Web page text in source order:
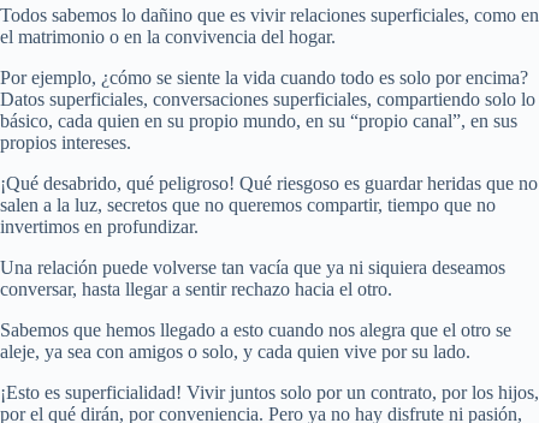
Todos sabemos lo dañino que es vivir relaciones superficiales, como en
el matrimonio o en la convivencia del hogar.
Por ejemplo, ¿cómo se siente la vida cuando todo es solo por encima?
Datos superficiales, conversaciones superficiales, compartiendo solo lo
básico, cada quien en su propio mundo, en su “propio canal”, en sus
propios intereses.
¡Qué desabrido, qué peligroso! Qué riesgoso es guardar heridas que no
salen a la luz, secretos que no queremos compartir, tiempo que no
invertimos en profundizar.
Una relación puede volverse tan vacía que ya ni siquiera deseamos
conversar, hasta llegar a sentir rechazo hacia el otro.
Sabemos que hemos llegado a esto cuando nos alegra que el otro se
aleje, ya sea con amigos o solo, y cada quien vive por su lado.
¡Esto es superficialidad! Vivir juntos solo por un contrato, por los hijos,
por el qué dirán, por conveniencia. Pero ya no hay disfrute ni pasión,